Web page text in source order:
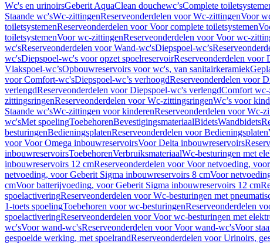
Wc's en urinoirsGeberit AquaClean douchewc’sComplete
Staande wc'sWc-zittingenReserveonderdelen voor Wc-zittingenVoor
toiletsystemenReserveonderdelen voor Voor complete toiletsystemen
toiletsystemenVoor wc-zittingenReserveonderdelen voor Voor wc-
wc'sReserveonderdelen voor Wand-wc'sDiepspoel-wc’s
wc'sDiepspoel-wc's voor opzet spoelreservoirReserveonderdelen voor
Vlakspoel-wc’sOpbouwreservoirs voor wc's, van sanitairkeramiek
voor Comfort-wc'sDiepspoel-wc’s verhoogdReserveonderdelen voor
verlengdReserveonderdelen voor Diepspoel-wc's verlengdComfort
zittingsringenReserveonderdelen voor Wc-zittingsringenWc’s voor
Staande wc'sWc-zittingen voor kinderenReserveonderdelen voor Wc-
wc'sMet spoelingToebehorenBevestigingsmateriaalBidetsWandbidets
besturingenBedieningsplatenReserveonderdelen voor Bedieningsplaten
voor Voor Omega inbouwreservoirsVoor Delta inbouwreservoirs
inbouwreservoirsToebehorenVerbruiksmateriaalWc-besturingen met
inbouwreservoirs 12 cmReserveonderdelen voor Voor netvoeding,
netvoeding, voor Geberit Sigma inbouwreservoirs 8 cmVoor
cmVoor batterijvoeding, voor Geberit Sigma inbouwreservoirs 12 cm
spoelactiveringReserveonderdelen voor Wc-besturingen met
1-toets spoelingToebehoren voor wc-besturingenReserveonderdelen
spoelactiveringReserveonderdelen voor Voor wc-besturingen met
wc'sVoor wand-wc'sReserveonderdelen voor Voor wand-wc'sVoor
gespoelde werking, met spoelrandReserveonderdelen voor Urinoirs,